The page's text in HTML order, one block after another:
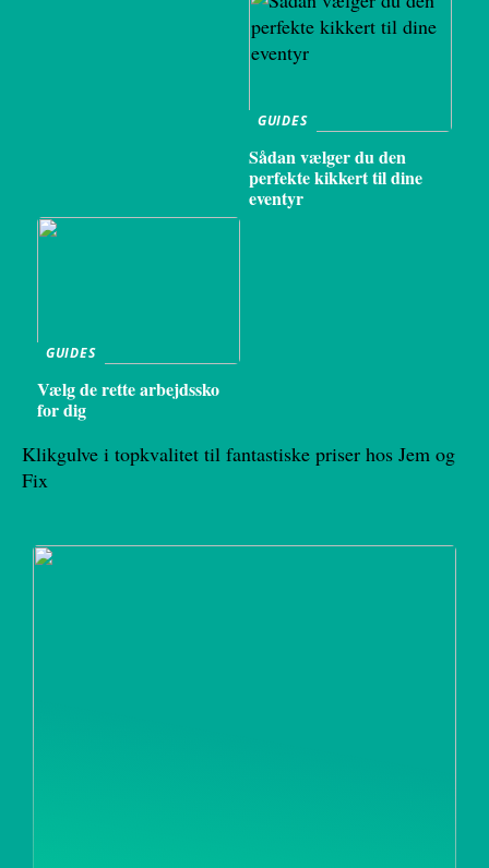
GUIDES
Sådan vælger du den
perfekte kikkert til dine
eventyr
GUIDES
Vælg de rette arbejdssko
for dig
Klikgulve i topkvalitet til fantastiske priser hos Jem og
Fix